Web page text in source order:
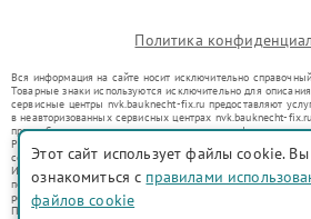
Политика
Вся информация на сайте носит исключительно
Товарные знаки используются исключительно для
сервисные центры nvk.bauknecht-fix.ru предоставляют
в неавторизованных сервисных центрах nvk.bauknecht-
правообладателями товарных знаков или их официальными
Ремонт осуществляется для устройств, уже введенных в
со статьей 1487 ГК РФ.
Использование товарных знаков не преследует цели
потребителей в заблуждение, а служит для
ремонту техники указанных брендов.
Представленная на сайте информация не является
Этот сайт использует файлы cookie.
ознакомиться с правилами
файлов cookie